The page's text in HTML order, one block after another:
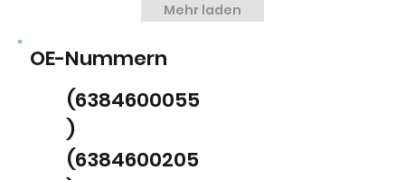
OE-Nummern
(6384600055
)
(6384600205
Mehr laden